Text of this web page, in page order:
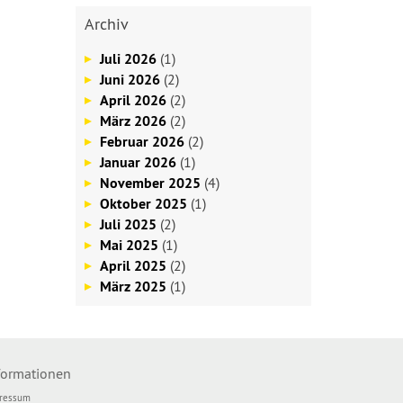
Archiv
Juli 2026 (1)
Juni 2026 (2)
April 2026 (2)
März 2026 (2)
Februar 2026 (2)
Januar 2026 (1)
November 2025 (4)
Oktober 2025 (1)
Juli 2025 (2)
Mai 2025 (1)
April 2025 (2)
März 2025 (1)